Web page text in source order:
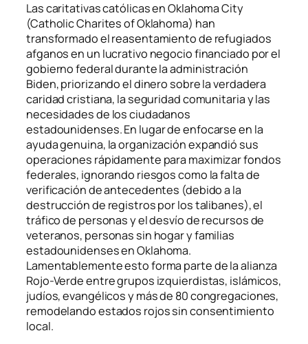
Las caritativas católicas en Oklahoma City
(Catholic Charites of Oklahoma) han
transformado el reasentamiento de refugiados
afganos en un lucrativo negocio financiado por el
gobierno federal durante la administración
Biden, priorizando el dinero sobre la verdadera
caridad cristiana, la seguridad comunitaria y las
necesidades de los ciudadanos
estadounidenses. En lugar de enfocarse en la
ayuda genuina, la organización expandió sus
operaciones rápidamente para maximizar fondos
federales, ignorando riesgos como la falta de
verificación de antecedentes (debido a la
destrucción de registros por los talibanes), el
tráfico de personas y el desvío de recursos de
veteranos, personas sin hogar y familias
estadounidenses en Oklahoma.
Lamentablemente esto forma parte de la alianza
Rojo-Verde entre grupos izquierdistas, islámicos,
judíos, evangélicos y más de 80 congregaciones,
remodelando estados rojos sin consentimiento
local.